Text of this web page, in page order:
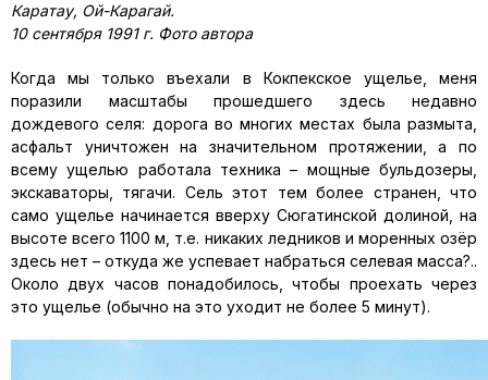
Каратау, Ой-Карагай.
10 сентября 1991 г. Фото автора
Когда мы только въехали в Кокпекское ущелье, меня
поразили масштабы прошедшего здесь недавно
дождевого селя: дорога во многих местах была размыта,
асфальт уничтожен на значительном протяжении, а по
всему ущелью работала техника – мощные бульдозеры,
экскаваторы, тягачи. Сель этот тем более странен, что
само ущелье начинается вверху Сюгатинской долиной, на
высоте всего 1100 м, т.е. никаких ледников и моренных озёр
здесь нет – откуда же успевает набраться селевая масса?..
Около двух часов понадобилось, чтобы проехать через
это ущелье (обычно на это уходит не более 5 минут).